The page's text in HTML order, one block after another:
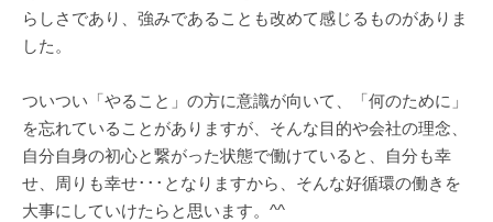
らしさであり、強みであることも改めて感じるものがありま
した。
ついつい「やること」の方に意識が向いて、「何のために」
を忘れていることがありますが、そんな目的や会社の理念、
自分自身の初心と繋がった状態で働けていると、自分も幸
せ、周りも幸せ･･･となりますから、そんな好循環の働きを
大事にしていけたらと思います。^^